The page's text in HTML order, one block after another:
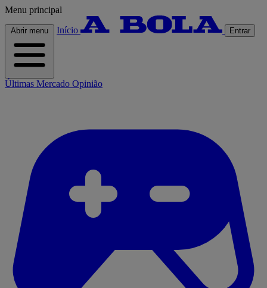
Menu principal
Abrir menu Início Entrar
Últimas Mercado Opinião